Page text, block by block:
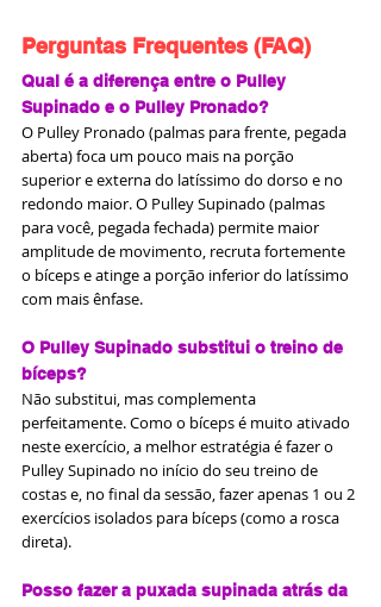
Perguntas Frequentes (FAQ)
Qual é a diferença entre o Pulley
Supinado e o Pulley Pronado?
O Pulley Pronado (palmas para frente, pegada
aberta) foca um pouco mais na porção
superior e externa do latíssimo do dorso e no
redondo maior. O Pulley Supinado (palmas
para você, pegada fechada) permite maior
amplitude de movimento, recruta fortemente
o bíceps e atinge a porção inferior do latíssimo
com mais ênfase.
O Pulley Supinado substitui o treino de
bíceps?
Não substitui, mas complementa
perfeitamente. Como o bíceps é muito ativado
neste exercício, a melhor estratégia é fazer o
Pulley Supinado no início do seu treino de
costas e, no final da sessão, fazer apenas 1 ou 2
exercícios isolados para bíceps (como a rosca
direta).
Posso fazer a puxada supinada atrás da